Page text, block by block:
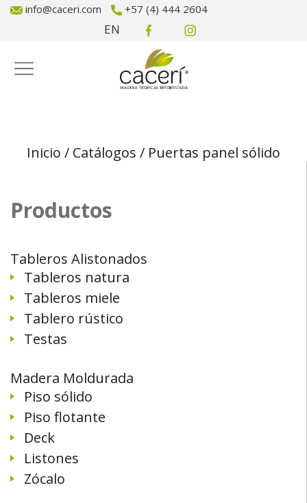
info@caceri.com +57 (4) 444 2604
EN
Inicio / Catálogos / Puertas panel sólido
Productos
Tableros Alistonados
Tableros natura
Tableros miele
Tablero rústico
Testas
Madera Moldurada
Piso sólido
Piso flotante
Deck
Listones
Zócalo